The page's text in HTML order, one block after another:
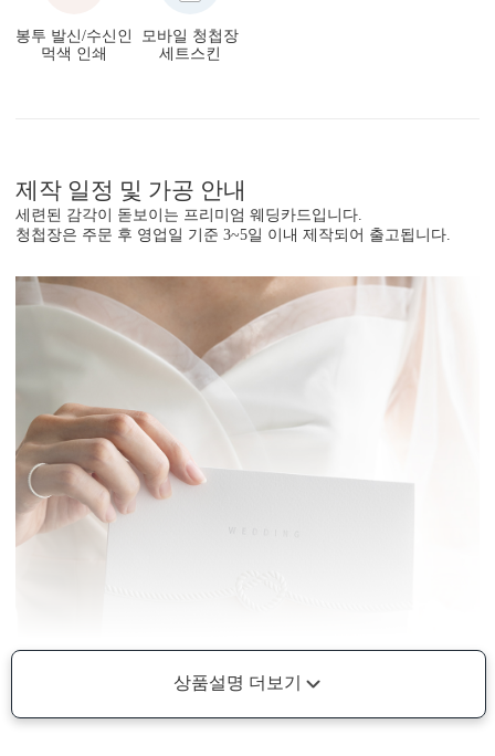
봉투 발신/수신인
먹색 인쇄
모바일 청첩장
세트스킨
제작 일정 및 가공 안내
세련된 감각이 돋보이는 프리미엄 웨딩카드입니다.
청첩장은 주문 후 영업일 기준 3~5일 이내 제작되어 출고됩니다.
상품설명 더보기